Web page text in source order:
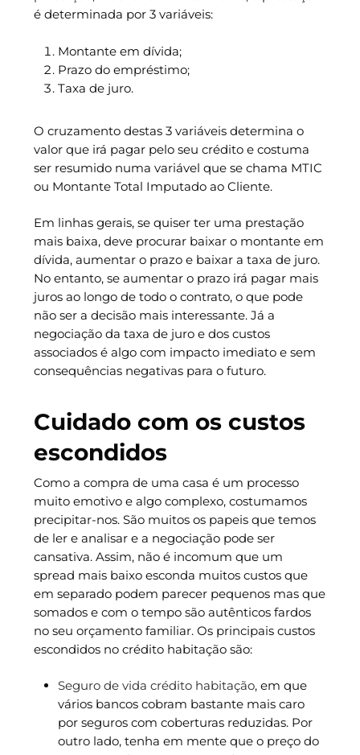
é determinada por 3 variáveis:
Montante em dívida;
Prazo do empréstimo;
Taxa de juro.
O cruzamento destas 3 variáveis determina o
valor que irá pagar pelo seu crédito e costuma
ser resumido numa variável que se chama MTIC
ou Montante Total Imputado ao Cliente.
Em linhas gerais, se quiser ter uma prestação
mais baixa, deve procurar baixar o montante em
dívida, aumentar o prazo e baixar a taxa de juro.
No entanto, se aumentar o prazo irá pagar mais
juros ao longo de todo o contrato, o que pode
não ser a decisão mais interessante. Já a
negociação da taxa de juro e dos custos
associados é algo com impacto imediato e sem
consequências negativas para o futuro.
Cuidado com os custos
escondidos
Como a compra de uma casa é um processo
muito emotivo e algo complexo, costumamos
precipitar-nos. São muitos os papeis que temos
de ler e analisar e a negociação pode ser
cansativa. Assim, não é incomum que um
spread mais baixo esconda muitos custos que
em separado podem parecer pequenos mas que
somados e com o tempo são autênticos fardos
no seu orçamento familiar. Os principais custos
escondidos no crédito habitação são:
Seguro de vida crédito habitação, em que
vários bancos cobram bastante mais caro
por seguros com coberturas reduzidas. Por
outro lado, tenha em mente que o preço do